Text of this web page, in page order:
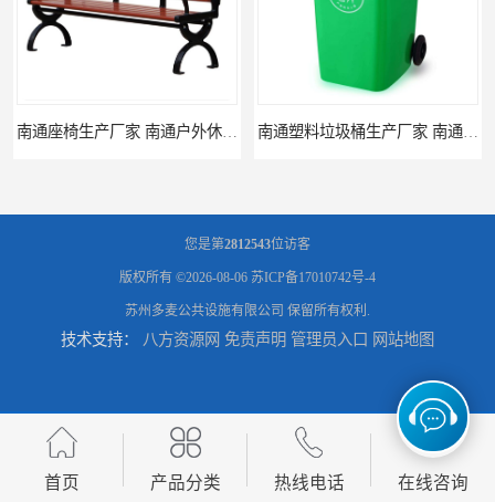
南通座椅生产厂家 南通户外休闲椅制品厂 南通公园座椅定制价格 南通塑料垃圾桶生产厂家 南通塑料分类垃圾桶定做 南通小区垃圾桶批发价格
连云港分类垃圾桶生产厂 连云港塑料垃圾桶 制品厂 连云港景区垃圾桶定做 连云港垃圾收集房生产厂家 连云港分类垃圾房定做 连云港不锈钢垃圾屋制品厂
您是第2812543位访客
版权所有 ©2026-08-06 苏ICP备17010742号-4
苏州多麦公共设施有限公司 保留所有权利.
技术支持： 八方资源网 免责声明 管理员入口 网站地图
首页 产品分类 热线电话 在线咨询